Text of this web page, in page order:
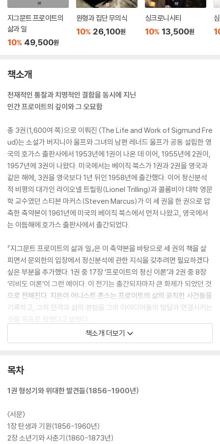
지그문트 프로이트의
삶과 일
10% 49,500원
원형과 집단 무의식
10% 26,100원
싱크로니시티
10% 13,500원
책소개
천재적인 통찰과 치명적인 결함을 동시에 지닌
인간 프로이트의 깊이와 그 오묘함
총 3권(1,600여 쪽)으로 이뤄진 〈The Life and Work of Sigmund Fre
ud〉는 소설가 버지니아 울프와 그녀의 남편 레너드 울프가 공동 설립한 영
국의 호가스 출판사에서 1953년에 1권이 나온 데 이어, 1955년에 2권이,
1957년에 3권이 나왔다. 미국에서는 베이직 북스가 1권과 2권을 영국과
같은 해에, 3권을 영국보다 1년 뒤인 1958년에 출간했다. 이어 정신분석
적 비평의 대가인 라이오넬 트릴링(Lionel Trilling)과 콜롬비아 대학 영문
학 교수였던 스티븐 마커스(Steven Marcus)가 이 세 권을 한 권으로 압
축한 축약본이 1961년에 미국의 베이직 북스에서 먼저 나왔고, 영국에서
는 이듬해에 호가스 출판사에서 출간되었다.
『지그문트 프로이트의 삶과 일』은 이 축약본을 바탕으로 세 권의 책을 살
피면서 문외한의 입장에서 정신분석에 관한 지식을 갖추려면 필요하겠다
싶은 부분을 추가했다. 1권 중 17장 ‘프로이트의 정신 이론’과 2권 중 8장
‘리비도 이론’이 그런 예이다. 이 전기는 출간되자마자 큰 화제가 되었던 것
으로 전해진다. 지은이 어니스트 존스는 프로이트의 삶의 굵직한 사건들을
기록하고, 그의 인격과 삶의 경험을 그의 아이디어들의 발달과 연결시키는
것을 목표로 정했다고 밝혔다.
존스가 비밀 결사 같았던 ‘위원회’의 구성원으로서 수십 년 동안 프로이트
이용할 수 있었기 때문에 프로이트의 전기 중 최고라는 평가를 들은 한편
와 산도르 페렌치 같은 분석가들을 부당하게 다뤘다는 지적이 따랐다. 지
를 제공하며 전기 제작에 깊이 관여했기 때문에 ‘공식 전기’라는 한계를 벗
어나기는 어려울 것 같다.
이 책이 나올 당시에 생존해 있던 칼 융은 존스가 ‘성인전’을 내놓음으로써
책소개 더보기
목차
1권 형성기와 위대한 발견들(1856-1900년)
〈서문〉
1장 탄생과 기원(1856-1960년)
2장 소년기와 사춘기(1860-1873년)